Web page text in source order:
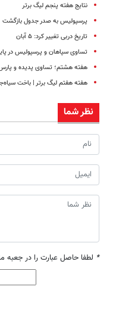
نتایج هفته پنجم لیگ برتر
پرسپولیس به صدر جدول بازگشت
تاریخ دربی تغییر کرد: ۵ آبان
تساوی سپاهان و پرسپولیس در
هفته هشتم؛ تساوی پدیده و
هفته هفتم لیگ برتر | باخت
نظر شما
* لطفا حاصل عبارت را در جعبه